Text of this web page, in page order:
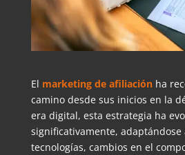
El marketing de afiliaciónha
camino desde sus inicios en la
era digital, esta estrategia ha
significativamente, adaptándose
tecnologías, cambios en el